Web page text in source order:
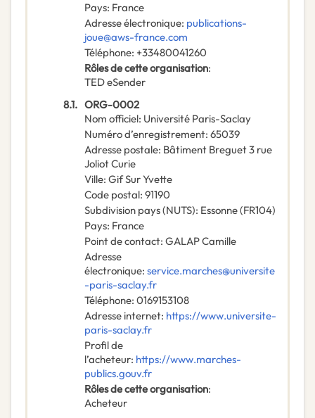
Pays: France
Adresse électronique: publications-
joue@aws-france.com
Téléphone: +33480041260
Rôles de cette organisation:
TED eSender
8.1. ORG-0002
Nom officiel: Université Paris-Saclay
Numéro d’enregistrement: 65039
Adresse postale: Bâtiment Breguet 3 rue
Joliot Curie
Ville: Gif Sur Yvette
Code postal: 91190
Subdivision pays (NUTS): Essonne(FR104)
Pays: France
Point de contact: GALAP Camille
Adresse
électronique: service.marches@universite
-paris-saclay.fr
Téléphone: 0169153108
Adresse internet: https://www.universite-
paris-saclay.fr
Profil de
l’acheteur: https://www.marches-
publics.gouv.fr
Rôles de cette organisation:
Acheteur